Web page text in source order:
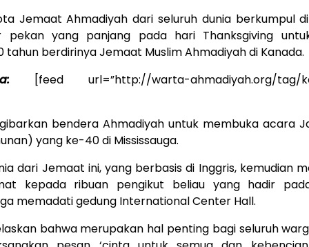
Jemaat Ahmadiyah dari seluruh dunia berkumpul
pekan yang panjang pada hari Thanksgiving
tahun berdirinya Jemaat Muslim Ahmadiyah di Kanada.
[feed url=”http://warta-ahmadiyah.org/tag/
bendera Ahmadiyah untuk membuka acara
yang ke-40 di Mississauga.
dari Jemaat ini, yang berbasis di Inggris, kemudian
kepada ribuan pengikut beliau yang hadir
memadati gedung International Center Hall.
bahwa merupakan hal penting bagi seluruh